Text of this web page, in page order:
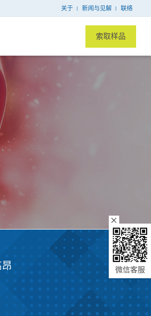
关于 新闻与见解 联络
索取样品
微信客服